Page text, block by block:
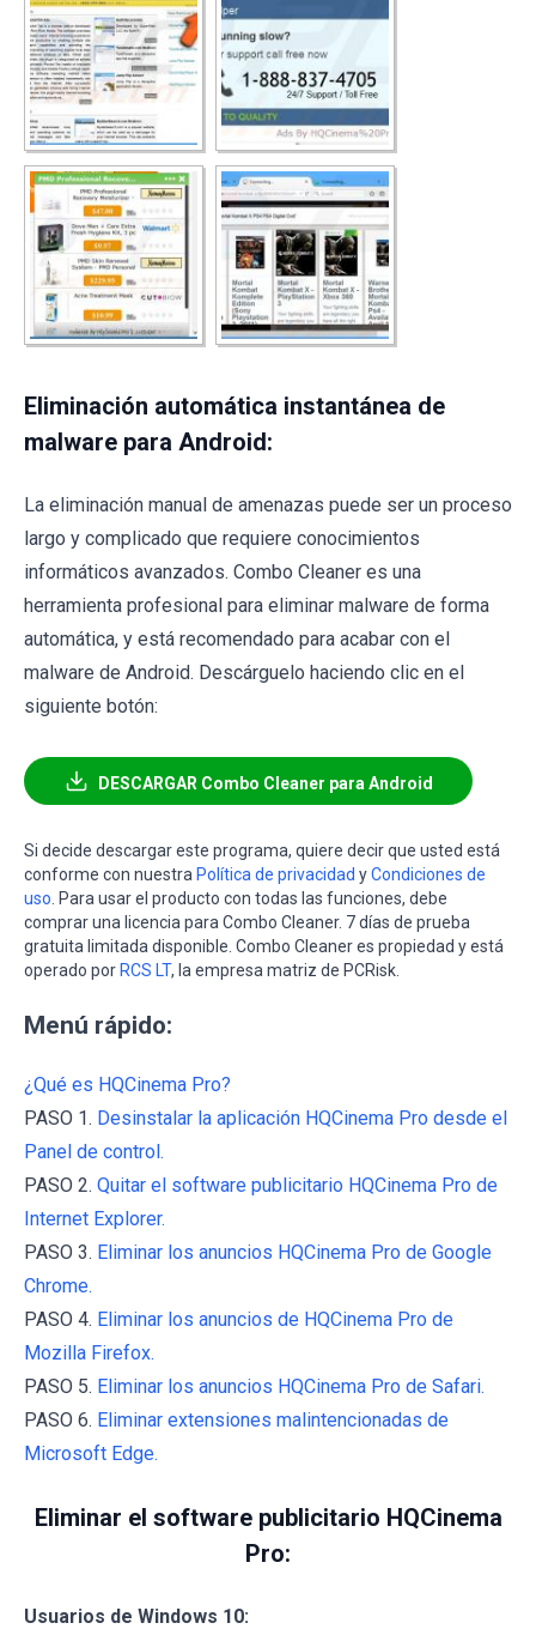
Eliminación automática instantánea de
malware para Android:
La eliminación manual de amenazas puede ser un proceso
largo y complicado que requiere conocimientos
informáticos avanzados. Combo Cleaner es una
herramienta profesional para eliminar malware de forma
automática, y está recomendado para acabar con el
malware de Android. Descárguelo haciendo clic en el
siguiente botón:
DESCARGAR Combo Cleaner para Android
Si decide descargar este programa, quiere decir que usted está
conforme con nuestra Política de privacidad yCondiciones de
uso . Para usar el producto con todas las funciones, debe
comprar una licencia para Combo Cleaner. 7 días de prueba
gratuita limitada disponible. Combo Cleaner es propiedad y está
operado por RCS LT, la empresa matriz de PCRisk.
Menú rápido:
¿Qué es HQCinema Pro?
PASO 1. Desinstalar la aplicación HQCinema Pro desde el
Panel de control.
PASO 2. Quitar el software publicitario HQCinema Pro de
Internet Explorer.
PASO 3. Eliminar los anuncios HQCinema Pro de Google
Chrome.
PASO 4. Eliminar los anuncios de HQCinema Pro de
Mozilla Firefox.
PASO 5. Eliminar los anuncios HQCinema Pro de Safari.
PASO 6. Eliminar extensiones malintencionadas de
Microsoft Edge.
Eliminar el software publicitario HQCinema
Pro:
Usuarios de Windows 10: